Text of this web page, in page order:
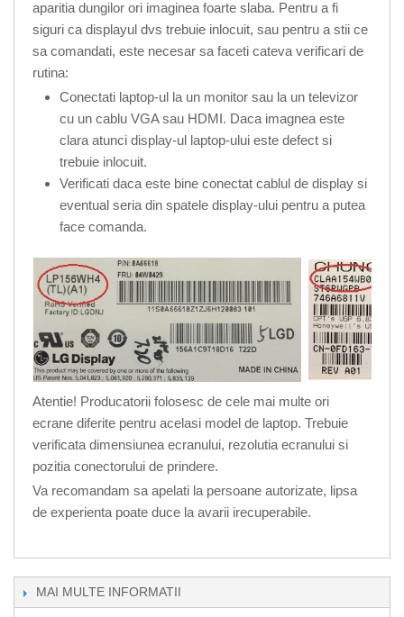
aparitia dungilor ori imaginea foarte slaba. Pentru a fi
siguri ca displayul dvs trebuie inlocuit, sau pentru a stii ce
sa comandati, este necesar sa faceti cateva verificari de
rutina:
Conectati laptop-ul la un monitor sau la un televizor
cu un cablu VGA sau HDMI. Daca imagnea este
clara atunci display-ul laptop-ului este defect si
trebuie inlocuit.
Verificati daca este bine conectat cablul de display si
eventual seria din spatele display-ului pentru a putea
face comanda.
Atentie! Producatorii folosesc de cele mai multe ori
ecrane diferite pentru acelasi model de laptop. Trebuie
verificata dimensiunea ecranului, rezolutia ecranului si
pozitia conectorului de prindere.
Va recomandam sa apelati la persoane autorizate, lipsa
de experienta poate duce la avarii irecuperabile.
MAI MULTE INFORMATII